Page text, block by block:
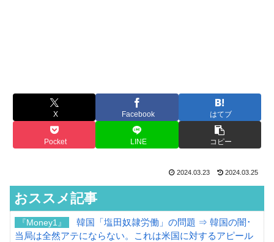
X Facebook はてブ
Pocket LINE コピー
2024.03.23 2024.03.25
おススメ記事
『Money1』
韓国「塩田奴隷労働」の問題 ⇒ 韓国の闇･
当局は全然アテにならない。これは米国に対するアピール